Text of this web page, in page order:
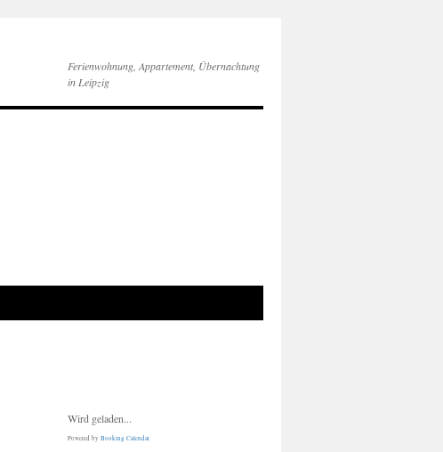
Ferienwohnung, Appartement, Übernachtung
in Leipzig
Wird geladen...
Powered by Booking Calendar